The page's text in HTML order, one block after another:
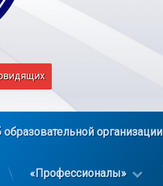
организации
«Профессионалы»